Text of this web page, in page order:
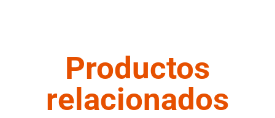
Productos
relacionados